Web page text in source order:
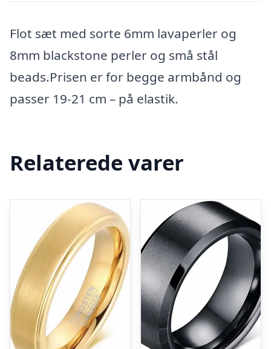
Flot sæt med sorte 6mm lavaperler og
8mm blackstone perler og små stål
beads.Prisen er for begge armbånd og
passer 19-21 cm – på elastik.
Relaterede varer